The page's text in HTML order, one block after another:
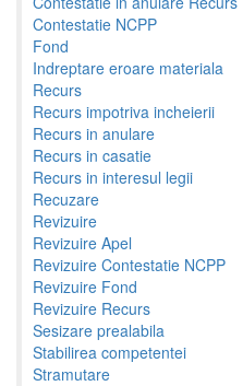
Contestatie NCPP
Fond
Indreptare eroare materiala
Recurs
Recurs impotriva incheierii
Recurs in anulare
Recurs in casatie
Recurs in interesul legii
Recuzare
Revizuire
Revizuire Apel
Revizuire Contestatie NCPP
Revizuire Fond
Revizuire Recurs
Sesizare prealabila
Stabilirea competentei
Stramutare